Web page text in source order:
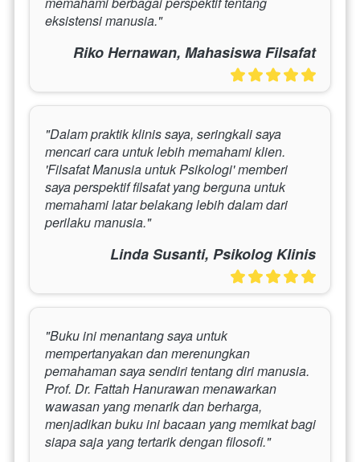
eksistensi manusia."
Riko Hernawan, Mahasiswa Filsafat
"Dalam praktik klinis saya, seringkali saya
mencari cara untuk lebih memahami klien.
'Filsafat Manusia untuk Psikologi' memberi
saya perspektif filsafat yang berguna untuk
memahami latar belakang lebih dalam dari
perilaku manusia."
Linda Susanti, Psikolog Klinis
"Buku ini menantang saya untuk
mempertanyakan dan merenungkan
pemahaman saya sendiri tentang diri manusia.
Prof. Dr. Fattah Hanurawan menawarkan
wawasan yang menarik dan berharga,
menjadikan buku ini bacaan yang memikat bagi
siapa saja yang tertarik dengan filosofi."